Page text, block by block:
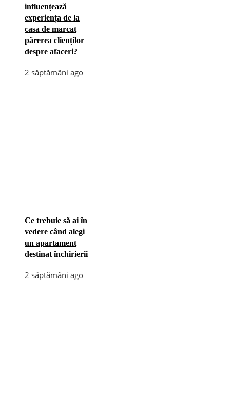
influențează
experiența de la
casa de marcat
părerea clienților
despre afaceri?
2 săptămâni ago
Ce trebuie să ai în
vedere când alegi
un apartament
destinat închirierii
2 săptămâni ago